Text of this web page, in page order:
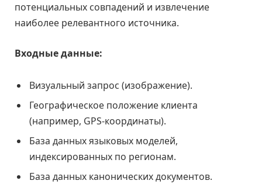
потенциальных совпадений и извлечение
наиболее релевантного источника.
Входные данные:
Визуальный запрос (изображение).
Географическое положение клиента
(например, GPS-координаты).
База данных языковых моделей,
индексированных по регионам.
База данных канонических документов.